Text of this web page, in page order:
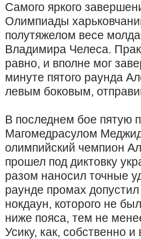
Самого яркого
Олимпиады
полутяжелом весе
Владимира Челеса.
равно, и вполне мог
минуте пятого раунда
левым боковым,
В последнем бое пятую
Магомедрасулом
олимпийский чемпион
прошел под диктовку
разом наносил точные
раунде промах
нокдаун, которого не
ниже пояса, тем не
Усику, как, собственно